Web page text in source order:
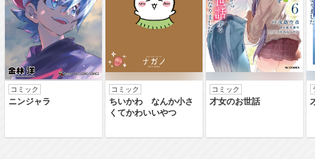
コミック
ニンジャラ
コミック
ちいかわ なんか小さ
くてかわいいやつ
コミック
才女のお世話